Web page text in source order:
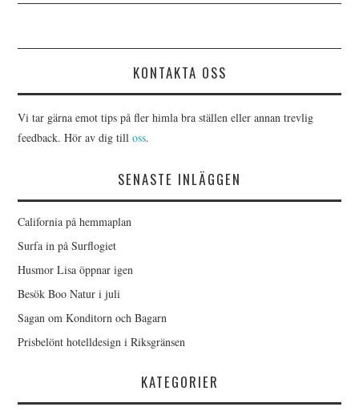
KONTAKTA OSS
Vi tar gärna emot tips på fler himla bra ställen eller annan trevlig
feedback. Hör av dig tilloss.
SENASTE INLÄGGEN
California på hemmaplan
Surfa in på Surflogiet
Husmor Lisa öppnar igen
Besök Boo Natur i juli
Sagan om Konditorn och Bagarn
Prisbelönt hotelldesign i Riksgränsen
KATEGORIER